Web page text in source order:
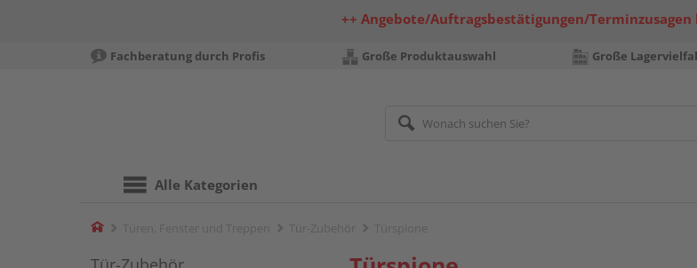
++ Angebote/Auftragsbestätigungen/
Fachberatung durch Profis Große Produktauswahl Große
Alle Kategorien
Home